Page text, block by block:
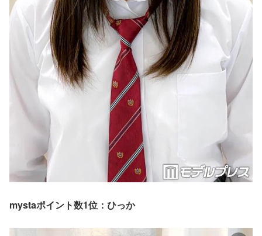
mystaポイント数1位：ひっか